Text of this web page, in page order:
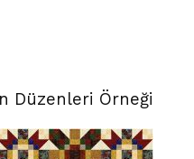
Düzenleri Örneği